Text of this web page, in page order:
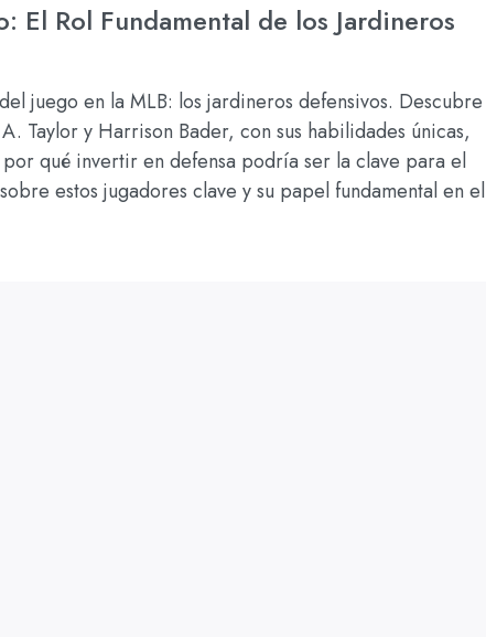
El Rol Fundamental de los Jardineros
juego en la MLB: los jardineros defensivos. Descubre
Taylor y Harrison Bader, con sus habilidades únicas,
qué invertir en defensa podría ser la clave para el
estos jugadores clave y su papel fundamental en el